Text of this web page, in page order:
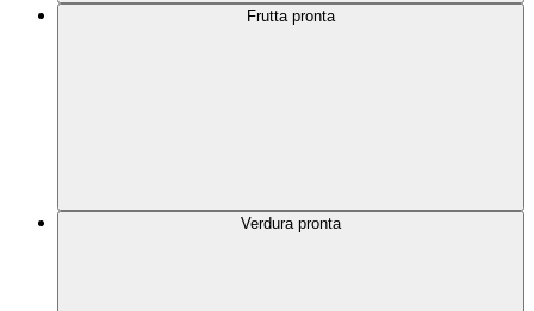
Frutta pronta
Verdura pronta